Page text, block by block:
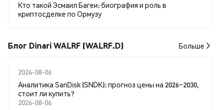
Кто такой Эсмаил Багеи: биография и роль в
криптосделке по Ормузу
Блог Dinari WALRF (WALRF.D) Больше
2026-08-06
Аналитика SanDisk (SNDK): прогноз цены на 2026–2030,
стоит ли купить?
2026-08-06